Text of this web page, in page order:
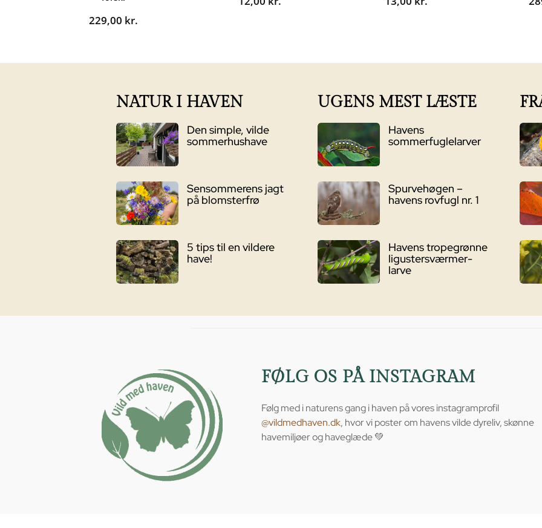
229,00 kr.
NATUR I HAVEN
Den simple, vilde
sommerhushave
Sensommerens jagt
på blomsterfrø
5 tips til en vildere
have!
UGENS MEST LÆSTE
Havens
sommerfuglelarver
Spurvehøgen –
havens rovfugl nr. 1
Havens tropegrønne
ligustersværmer-
larve
FØLG OS PÅ INSTAGRAM
Følg med i naturens gang i haven på vores instagramprofil
@vildmedhaven.dk, hvor vi poster om havens vilde dyreliv, skønne
havemiljøer og haveglæde 💚